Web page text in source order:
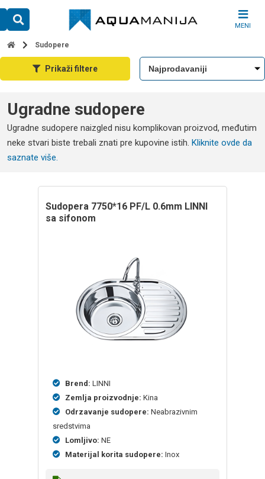
content
MENI
Sudopere
Prikaži filtere
Ugradne sudopere
Ugradne sudopere naizgled nisu komplikovan proizvod, međutim
neke stvari biste trebali znati pre kupovine istih. Kliknite ovde da
saznate više.
sudopera 7750*16 PF/L 0.6mm LINNI
sa sifonom
Brend: LINNI
Zemlja proizvodnje: Kina
Odrzavanje sudopere: Neabrazivnim
sredstvima
Lomljivo: NE
Materijal korita sudopere: Inox